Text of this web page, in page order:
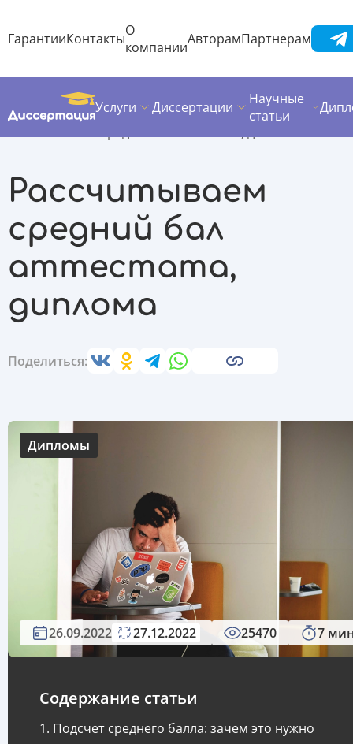
ГарантииКонтактыО
компанииАвторамПартнерам
Услуги Диссертации
Научные
статьи
ДиссертацияПолезные материалыДипломы
Рассчитываем
средний бал
аттестата,
диплома
Поделиться:
Дипломы
26.09.2022 27.12.2022 25470 7
Содержание статьи
Подсчет среднего балла: зачем это нужно